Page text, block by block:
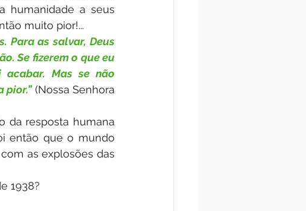
humanidade a seus
muito pior!...
Para as salvar, Deus
Se fizerem o que eu
Mas se não
pior.” (Nossa Senhora
da resposta humana
então que o mundo
as explosões das
1938?